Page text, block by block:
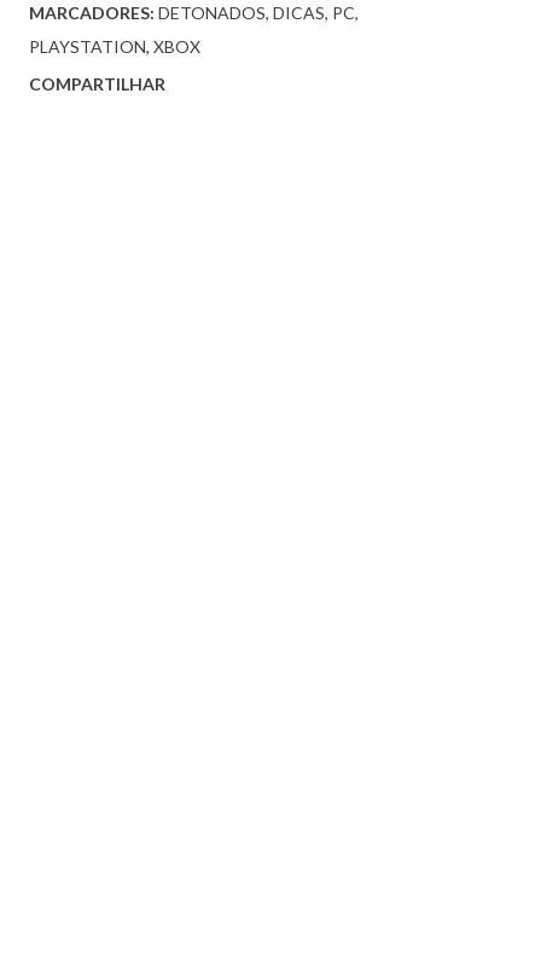
MARCADORES: DETONADOS DICAS PC
PLAYSTATION XBOX
COMPARTILHAR